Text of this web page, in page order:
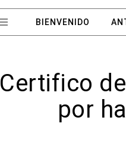
BIENVENIDO
Certifico
por